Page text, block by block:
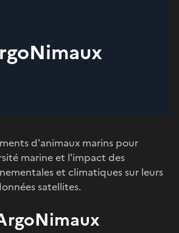
d'animaux marins pour
marine et l'impact des
et climatiques sur leurs
satellites.